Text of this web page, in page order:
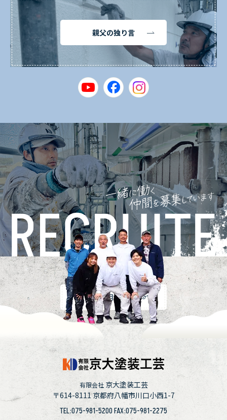
親父の独り言
採用情報
有限会社 京大塗装工芸
〒614-8111京都府八幡市川口小西1-7
TEL:075-981-5200 FAX:075-981-2275